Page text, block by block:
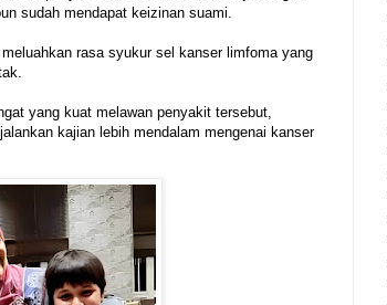
sudah mendapat keizinan suami.
rasa syukur sel kanser limfoma yang
yang kuat melawan penyakit tersebut,
kajian lebih mendalam mengenai kanser